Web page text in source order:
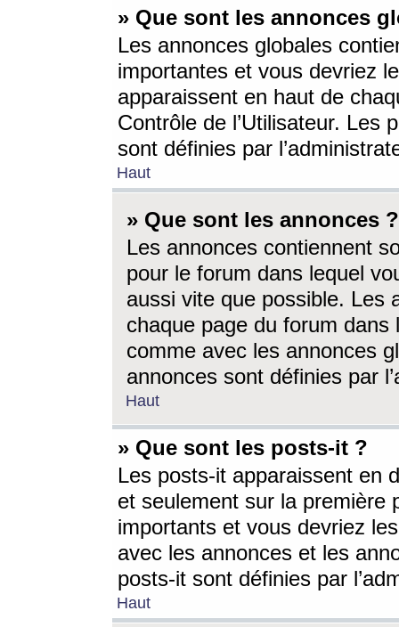
» Que sont les annonces
Les annonces globales
importantes et vous devriez
apparaissent en haut de
Contrôle de l’Utilisateur. Les
sont définies par
Haut
» Que sont les annonces ?
Les annonces contiennent
pour le forum dans lequel
aussi vite que possible. Les
chaque page du forum dans
comme avec les annonces
annonces sont définies par
Haut
» Que sont les posts-it ?
Les posts-it apparaissent en
et seulement sur la première
importants et vous devriez
avec les annonces et les
posts-it sont définies par
Haut